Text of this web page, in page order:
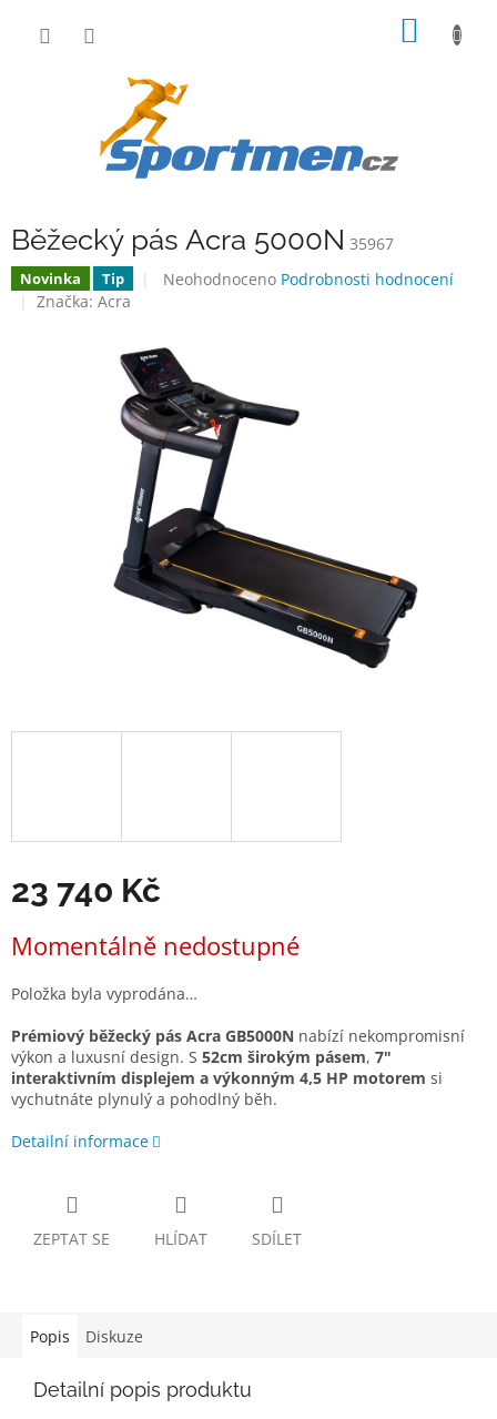
Běžecký pás Acra 5000N 35967
Novinka Tip
Průměrné
0,0
z
5
hvězdiček.
Neohodnoceno Podrobnosti hodnocení
Značka: Acra
23 740 Kč
cena:
Momentálně nedostupné
Položka byla vyprodána…
Prémiový běžecký pás Acra GB5000N nabízí nekompromisní
výkon a luxusní design. S 52cm širokým pásem, 7"
interaktivním displejem a výkonným 4,5 HP motorem si
vychutnáte plynulý a pohodlný běh.
Detailní informace
ZEPTAT SE HLÍDAT SDÍLET
Popis Diskuze
Detailní popis produktu